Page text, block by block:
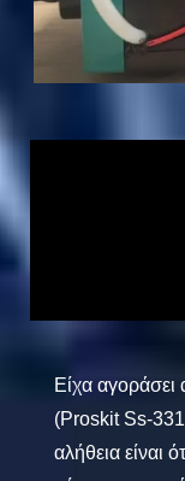
Είχα
(Proskit Ss-331
αλήθεια είναι